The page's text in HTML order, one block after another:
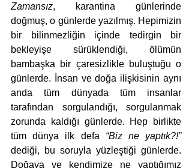
Zamansız, karantina günlerinde
doğmuş, o günlerde yazılmış. Hepimizin
bir bilinmezliğin içinde tedirgin bir
bekleyişe sürüklendiği, ölümün
bambaşka bir çaresizlikle buluştuğu o
günlerde. İnsan ve doğa ilişkisinin aynı
anda tüm dünyada tüm insanlar
tarafından sorgulandığı, sorgulanmak
zorunda kaldığı günlerde. Hep birlikte
tüm dünya ilk defa “Biz ne yaptık?!”
dediği, bu soruyla yüzleştiği günlerde.
Doğaya ve kendimize ne yaptığımız